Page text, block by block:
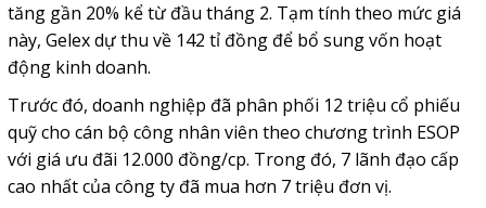
tăng gần 20% kể từ đầu tháng 2. Tạm tính theo mức giá
này, Gelex dự thu về 142 tỉ đồng để bổ sung vốn hoạt
động kinh doanh.
Trước đó, doanh nghiệp đã phân phối 12 triệu cổ phiếu
quỹ cho cán bộ công nhân viên theo chương trình ESOP
với giá ưu đãi 12.000 đồng/cp. Trong đó, 7 lãnh đạo cấp
cao nhất của công ty đã mua hơn 7 triệu đơn vị.